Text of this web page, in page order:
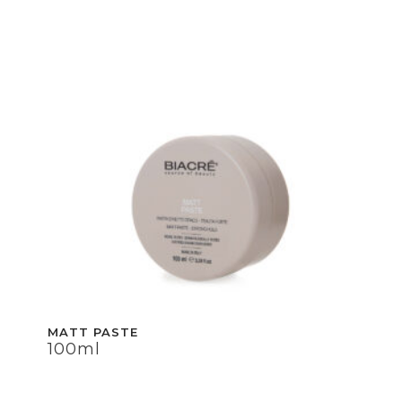
MATT PASTE
100ml